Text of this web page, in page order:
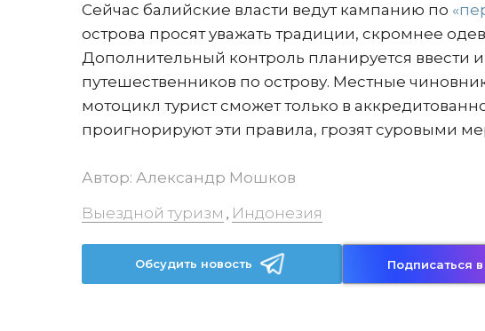
Сейчас балийские власти ведут кампанию по
острова просят уважать традиции, скромнее
Дополнительный контроль планируется ввести
путешественников по острову. Местные
мотоцикл турист сможет только в
проигнорируют эти правила, грозят суровыми
Автор: Александр Мошков
Выездной туризм , Индонезия
Обсудить новость Подписаться в